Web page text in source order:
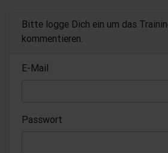
Bitte logge Dich ein um das
kommentieren.
E-Mail
Passwort